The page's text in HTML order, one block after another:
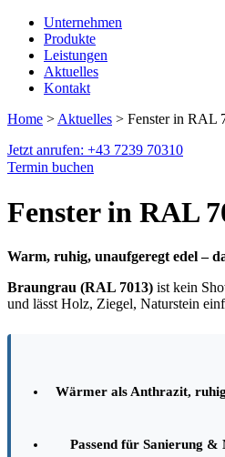
Unternehmen
Produkte
Leistungen
Aktuelles
Kontakt
Home > Aktuelles > Fenster in RAL
Jetzt anrufen: +43 7239 70310
Termin buchen
Fenster in RAL
Warm, ruhig, unaufgeregt edel –
Braungrau (RAL 7013) ist kein
und lässt Holz, Ziegel, Naturstein
Wärmer als Anthrazit,
Passend für Sanierung &